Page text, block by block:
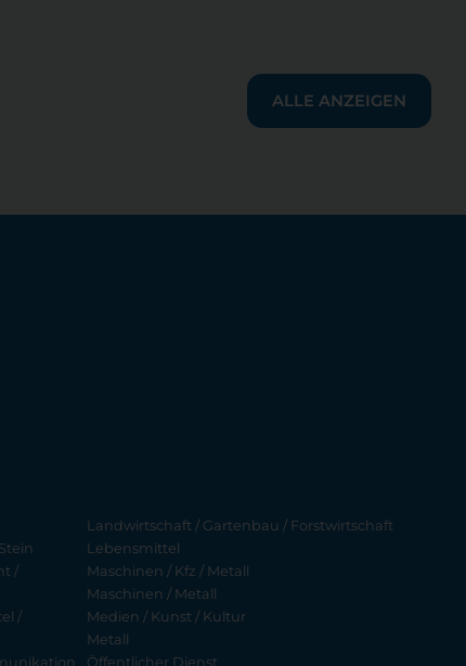
ALLE ANZEIGEN
/
/
Landwirtschaft / Gartenbau / Forstwirtschaft
Lebensmittel
Maschinen / Kfz / Metall
Maschinen / Metall
Medien / Kunst / Kultur
Metall
Öffentlicher Dienst